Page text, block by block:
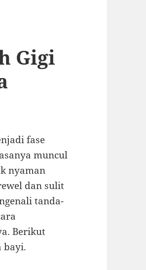
Gigi
fase
muncul
nyaman
dan sulit
tanda-
Berikut
bayi.